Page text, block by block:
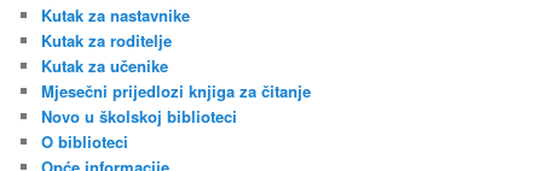
Kutak za nastavnike
Kutak za roditelje
Kutak za učenike
Mjesečni prijedlozi knjiga za čitanje
Novo u školskoj biblioteci
O biblioteci